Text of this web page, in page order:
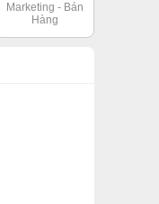
Marketing - Bán
Hàng